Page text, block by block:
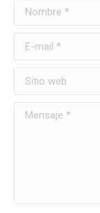
Nombre *
E-mail *
Sitio web
Mensaje *